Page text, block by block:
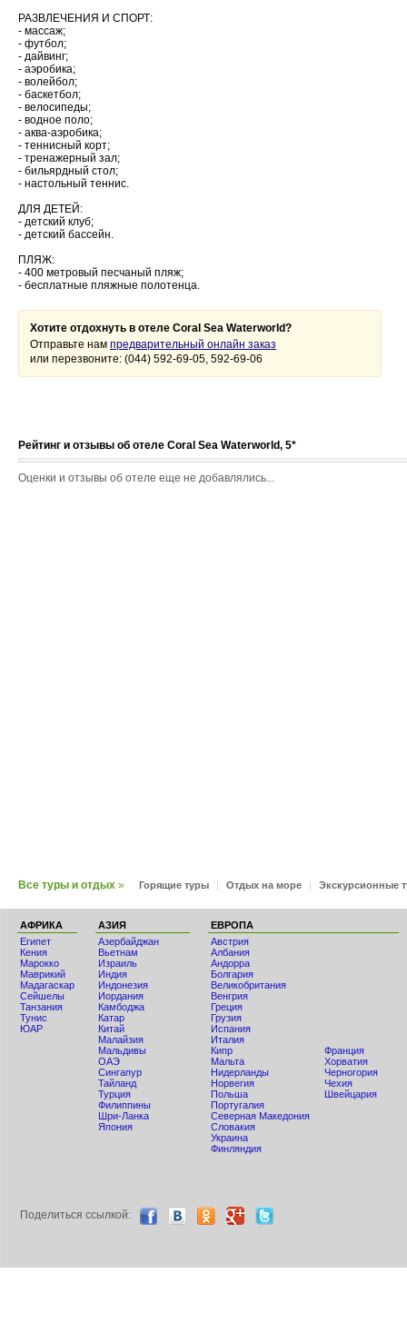
РАЗВЛЕЧЕНИЯ И СПОРТ:
- массаж;
- футбол;
- дайвинг;
- аэробика;
- волейбол;
- баскетбол;
- велосипеды;
- водное поло;
- аква-аэробика;
- теннисный корт;
- тренажерный зал;
- бильярдный стол;
- настольный теннис.
ДЛЯ ДЕТЕЙ:
- детский клуб;
- детский бассейн.
ПЛЯЖ:
- 400 метровый песчаный пляж;
- бесплатные пляжные полотенца.
Хотите отдохнуть в отеле Coral Sea Waterworld?
Отправьте нам предварительный онлайн заказ
или перезвоните: (044) 592-69-05, 592-69-06
Рейтинг и отзывы об отеле Coral Sea Waterworld, 5*
Оценки и отзывы об отеле еще не добавлялись...
Все туры и отдых » Горящие туры | Отдых на море | Экскурсионные
АФРИКА
Египет
Кения
Мaрокко
Маврикий
Мадагаскар
Сейшелы
Танзания
Тунис
ЮАР
АЗИЯ
Азербайджан
Вьетнам
Израиль
Индия
Индонезия
Иордания
Камбоджа
Катар
Китай
Малайзия
Мальдивы
ОАЭ
Сингапур
Тайланд
Турция
Филиппины
Шри-Ланка
Япония
ЕВРОПА
Австрия
Албания
Андорра
Болгария
Великобритания
Венгрия
Греция
Грузия
Испания
Италия
Кипр
Мальта
Нидерланды
Норвегия
Польша
Португалия
Северная Македония
Словакия
Украина
Финляндия
Франция
Хорватия
Черногория
Чехия
Швейцария
Поделиться ccылкой: